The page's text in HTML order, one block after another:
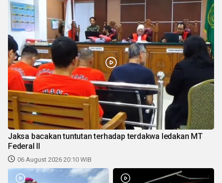
Jaksa bacakan tuntutan terhadap terdakwa ledakan MT
Federal II
06 August 2026 20:10 WIB